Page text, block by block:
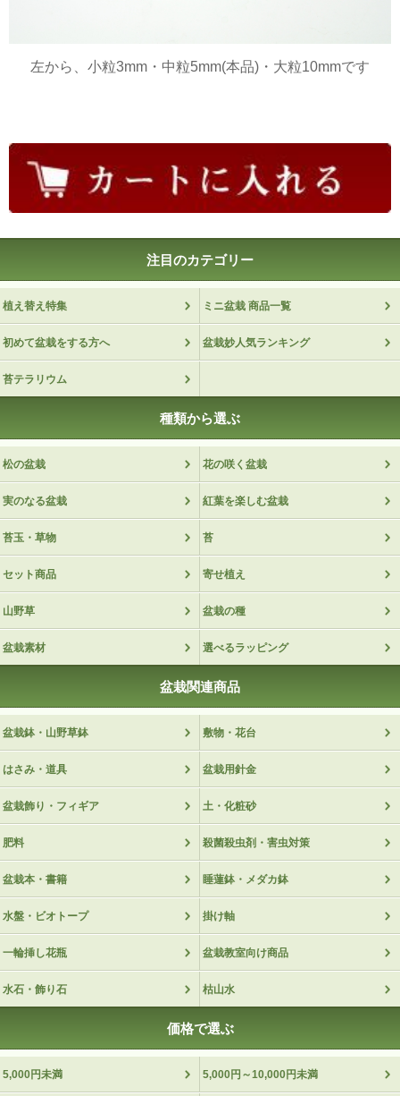
左から、小粒3mm・中粒5mm(本品)・大粒10mmです
注目のカテゴリー
植え替え特集 ミニ盆栽 商品一覧
初めて盆栽をする方へ 盆栽妙人気ランキング
苔テラリウム
種類から選ぶ
松の盆栽 花の咲く盆栽
実のなる盆栽 紅葉を楽しむ盆栽
苔玉・草物 苔
セット商品 寄せ植え
山野草 盆栽の種
盆栽素材 選べるラッピング
盆栽関連商品
盆栽鉢・山野草鉢 敷物・花台
はさみ・道具 盆栽用針金
盆栽飾り・フィギア 土・化粧砂
肥料 殺菌殺虫剤・害虫対策
盆栽本・書籍 睡蓮鉢・メダカ鉢
水盤・ビオトープ 掛け軸
一輪挿し花瓶 盆栽教室向け商品
水石・飾り石 枯山水
価格で選ぶ
5,000円未満 5,000円～10,000円未満